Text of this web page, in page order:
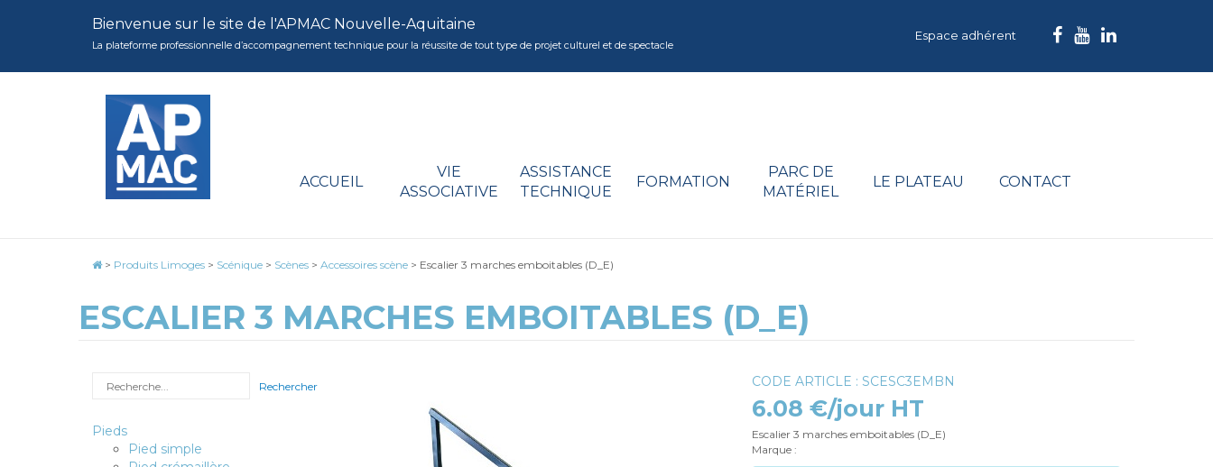
Bienvenue sur le site de l'APMAC Nouvelle-Aquitaine
La plateforme professionnelle d’accompagnement technique pour la réussite de tout type de projet culturel et de spectacle
Espace adhérent
ACCUEIL
VIE
ASSOCIATIVE
ASSISTANCE
TECHNIQUE
FORMATION
PARC DE
MATÉRIEL
LE PLATEAU CONTACT
> Produits Limoges > Scénique > Scènes > Accessoires scène > Escalier 3 marches emboitables (D_E)
ESCALIER 3 MARCHES EMBOITABLES (D_E)
CODE ARTICLE : SCESC3EMBN
6.08 €/jour HT
Escalier 3 marches emboitables (D_E)
Marque :
Rechercher
Pieds
Pied simple